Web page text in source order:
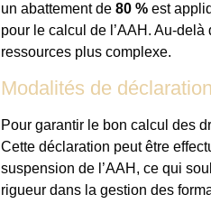
un abattement de 80 % est
pour le calcul de l’AAH. Au-delà
ressources plus complexe.
Modalités de
Pour garantir le bon calcul des
Cette déclaration peut être
suspension de l’AAH, ce qui
rigueur dans la gestion des